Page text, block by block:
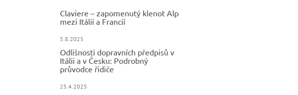
Claviere – zapomenutý klenot Alp
mezi Itálií a Francií
5.8.2025
Odlišnosti dopravních předpisů v
Itálii a v Česku: Podrobný
průvodce řidiče
25.4.2025